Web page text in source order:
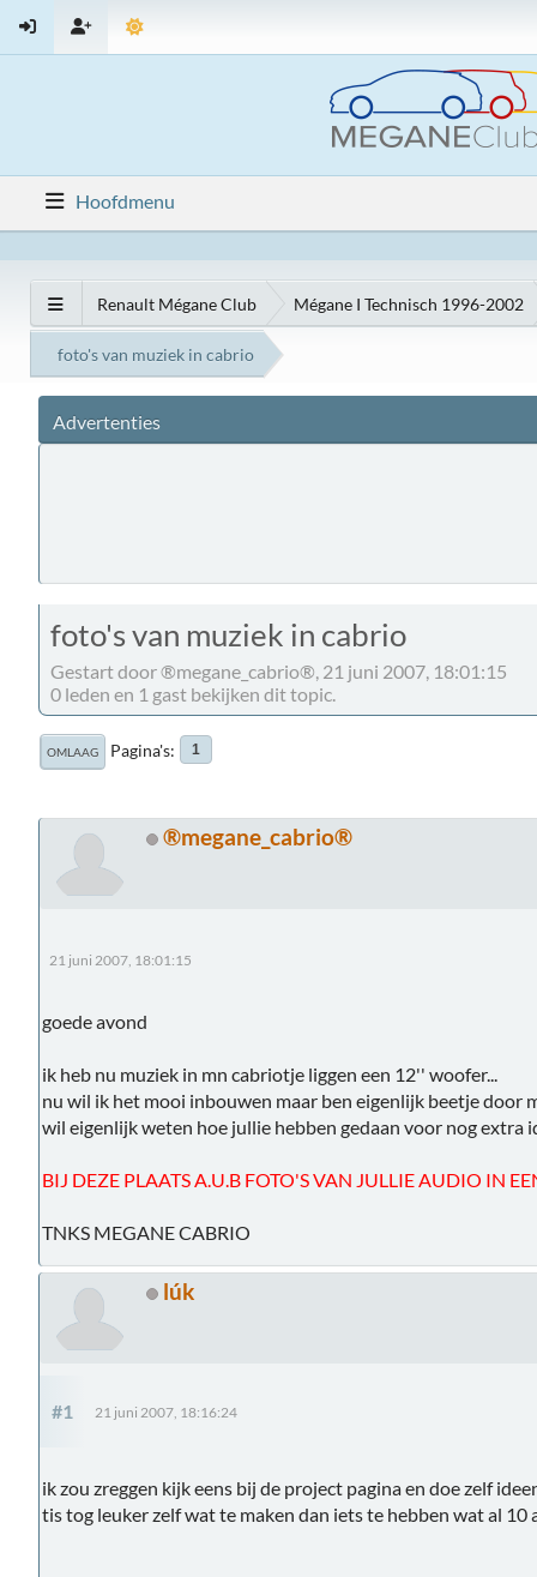
Hoofdmenu
Renault Mégane Club Mégane I Technisch 1996-2002
foto's van muziek in cabrio
Advertenties
foto's van muziek in cabrio
Gestart door ®megane_cabrio®, 21 juni 2007, 18:01:15
0 leden en 1 gast bekijken dit topic.
OMLAAG Pagina's 1
®megane_cabrio®
21 juni 2007, 18:01:15
goede avond
ik heb nu muziek in mn cabriotje liggen een 12'' woofer...
nu wil ik het mooi inbouwen maar ben eigenlijk beetje door
wil eigenlijk weten hoe jullie hebben gedaan voor nog extra
BIJ DEZE PLAATS A.U.B FOTO'S VAN JULLIE AUDIO IN
TNKS MEGANE CABRIO
lúk
#1 21 juni 2007, 18:16:24
ik zou zreggen kijk eens bij de project pagina en doe zelf
tis tog leuker zelf wat te maken dan iets te hebben wat al 10